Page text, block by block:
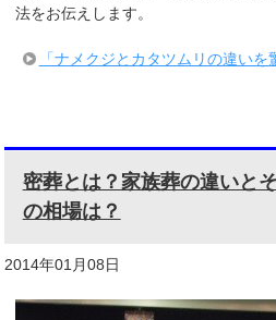
法をお伝えします。
「ナメクジとカタツムリの違い
密葬とは？家族葬の違いと
の相場は？
2014年01月08日